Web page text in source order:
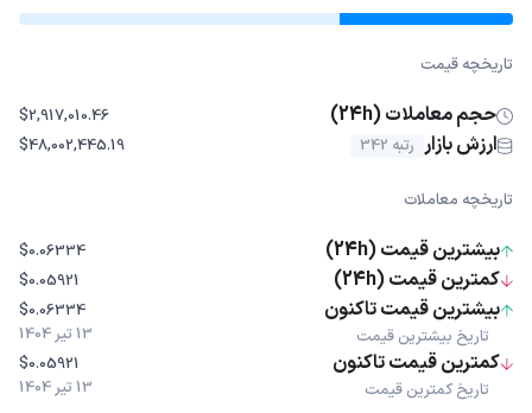
تاریخچه قیمت
حجم معاملات (24h) $2,917,010.46
ارزش بازار رتبه 342 $48,002,445.19
تاریخچه معاملات
بیشترین قیمت (24h) $0.06334
کمترین قیمت (24h) $0.05921
بیشترین قیمت تاکنون
تاریخ بیشترین قیمت
$0.06334
13 تیر 1404
کمترین قیمت تاکنون
تاریخ کمترین قیمت
$0.05921
13 تیر 1404